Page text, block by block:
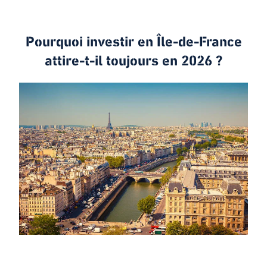
Pourquoi investir en Île-de-France
attire-t-il toujours en 2026 ?